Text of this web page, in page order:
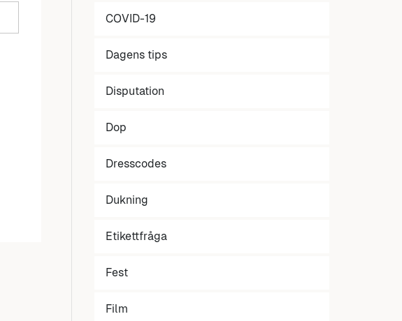
COVID-19
Dagens tips
Disputation
Dop
Dresscodes
Dukning
Etikettfråga
Fest
Film